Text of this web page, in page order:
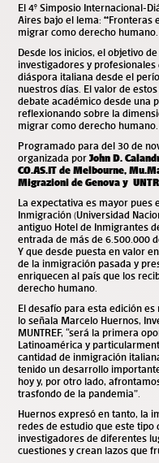
El 4° Simposio Internacional-
Aires bajo el lema: “Fronteras
migrar como derecho
Desde los inicios, el objetivo
investigadores y
diáspora italiana desde el
nuestros días. El valor de
debate académico desde una
reflexionando sobre la
migrar como derecho humano.
Programado para del 30 de
organizada por John D.
CO.AS.IT de Melbourne,
Migrazioni de Genova y
La expectativa es mayor pues
Inmigración (Universidad
antiguo Hotel de Inmigrantes
entrada de más de 6.500.000
Y que desde puesta en valor
de la inmigración pasada y
enriquecen al país que los
derecho humano.
El desafío para esta edición
lo señala Marcelo Huernos,
MUNTREF, “será la primera
Latinoamérica y
cantidad de inmigración
tenido un desarrollo
hoy y, por otro lado,
trasfondo de la pandemia”.
Huernos expresó en tanto, la
redes de estudio que este tipo
investigadores de diferentes
cuestiones y crean lazos que